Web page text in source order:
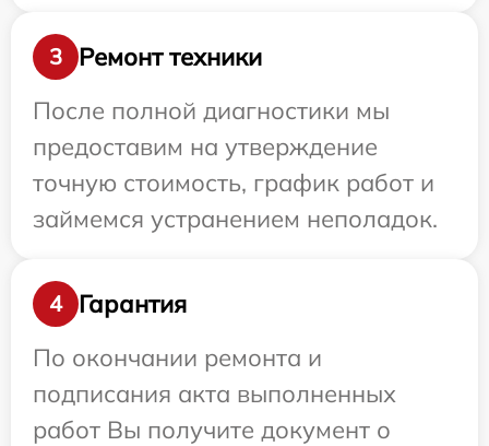
3
Ремонт техники
После полной диагностики мы
предоставим на утверждение
точную стоимость, график работ и
займемся устранением неполадок.
4
Гарантия
По окончании ремонта и
подписания акта выполненных
работ Вы получите документ о